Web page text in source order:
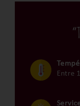
Entre